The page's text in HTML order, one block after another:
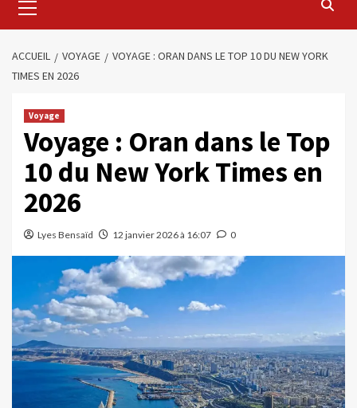
ACCUEIL VOYAGE
VOYAGE : ORAN DANS LE TOP 10 DU NEW YORK
TIMES EN 2026
Voyage
Voyage : Oran dans le Top
10 du New York Times en
2026
Lyes Bensaïd 12 janvier 2026 à 16:07 0